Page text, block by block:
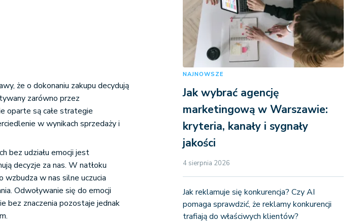
że o dokonaniu zakupu decydują
zarówno przez
oparte są całe strategie
w wynikach sprzedaży i
bez udziału emocji jest
decyzje za nas. W natłoku
wzbudza w nas silne uczucia
Odwoływanie się do emocji
bez znaczenia pozostaje jednak
NAJNOWSZE
Jak wybrać agencję
marketingową w Warszawie:
kryteria, kanały i sygnały
jakości
4 sierpnia 2026
Jak reklamuje się konkurencja? Czy AI
pomaga sprawdzić, że reklamy konkurencji
trafiają do właściwych klientów?